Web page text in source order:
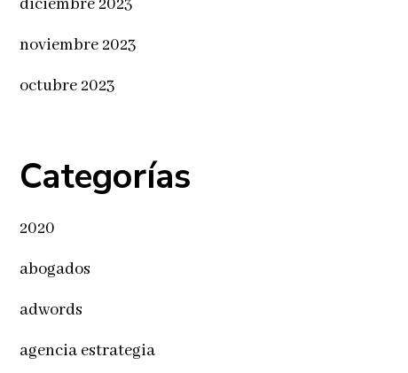
diciembre 2023
noviembre 2023
octubre 2023
Categorías
2020
abogados
adwords
agencia estrategia